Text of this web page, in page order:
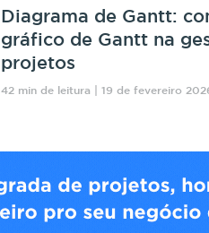
Diagrama de Gantt:
gráfico de Gantt na
projetos
42 min de leitura | 19 de fevereiro